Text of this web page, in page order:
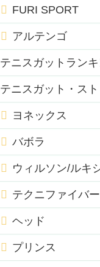
FURI SPORT
アルテンゴ
テニスガットラン
テニスガット・ス
ヨネックス
バボラ
ウィルソン/ルキ
テクニファイバー
ヘッド
プリンス